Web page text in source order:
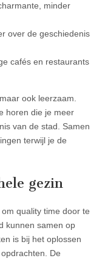
minder
over de geschiedenis
cafés en restaurants
ook leerzaam.
horen die je meer
van de stad. Samen
terwijl je de
gezin
quality time door te
kunnen samen op
is bij het oplossen
De